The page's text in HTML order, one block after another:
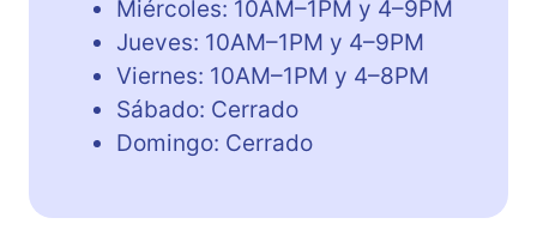
Miércoles: 10AM–1PM y 4–9PM
Jueves: 10AM–1PM y 4–9PM
Viernes: 10AM–1PM y 4–8PM
Sábado: Cerrado
Domingo: Cerrado